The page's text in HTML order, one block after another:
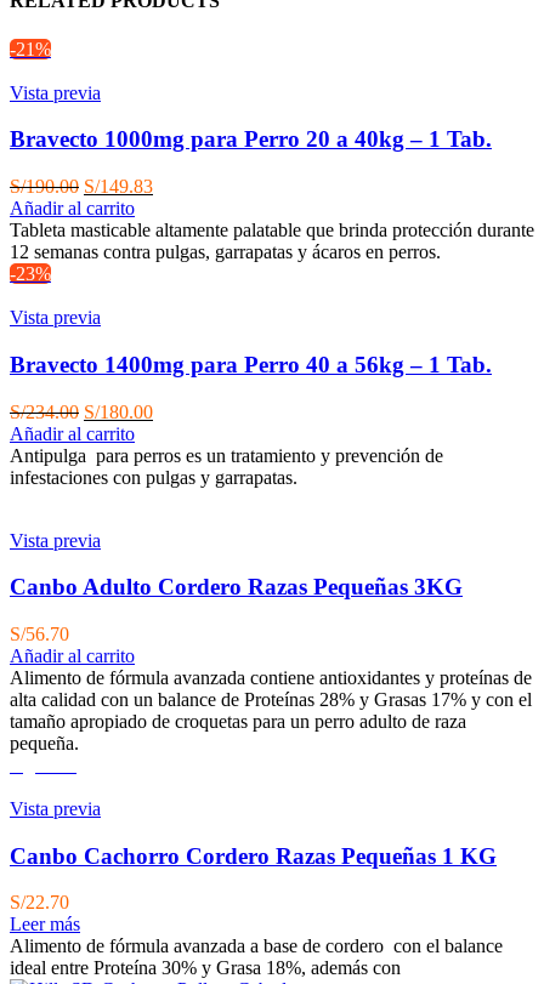
-21%
Vista previa
Bravecto 1000mg para Perro 20 a 40kg – 1 Tab.
S/190.00 El
precio
original
era:
S/149.83El
actual
es:
Añadir al carrito
Tableta masticable altamente palatable que brinda protección durante
12 semanas contra pulgas, garrapatas y ácaros en perros.
-23%
Vista previa
Bravecto 1400mg para Perro 40 a 56kg – 1 Tab.
S/234.00 El
precio
original
era:
S/180.00El
actual
es:
Añadir al carrito
Antipulga para perros es un tratamiento y prevención de
infestaciones con pulgas y garrapatas.
Vista previa
Canbo Adulto Cordero Razas Pequeñas 3KG
S/56.70
Añadir al carrito
Alimento de fórmula avanzada contiene antioxidantes y proteínas de
alta calidad con un balance de Proteínas 28% y Grasas 17% y con el
tamaño apropiado de croquetas para un perro adulto de raza
pequeña.
Vista previa
Canbo Cachorro Cordero Razas Pequeñas 1 KG
S/22.70
Leer más
Alimento de fórmula avanzada a base de cordero con el balance
ideal entre Proteína 30% y Grasa 18%, además con